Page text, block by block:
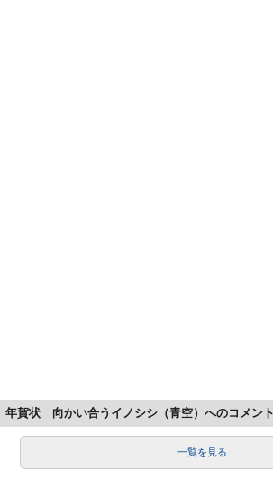
年賀状 向かい合うイノシシ（青空）へのコメン
一覧を見る